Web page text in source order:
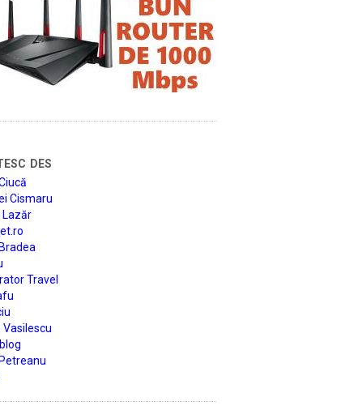
des
Cismaru
Lazăr
Travel
Vasilescu